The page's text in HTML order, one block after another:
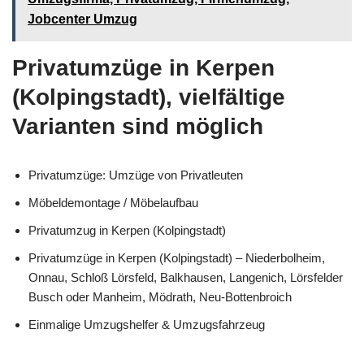
Jobcenter Umzug
Privatumzüge in Kerpen
(Kolpingstadt), vielfältige
Varianten sind möglich
Privatumzüge: Umzüge von Privatleuten
Möbeldemontage / Möbelaufbau
Privatumzug in Kerpen (Kolpingstadt)
Privatumzüge in Kerpen (Kolpingstadt) – Niederbolheim,
Onnau, Schloß Lörsfeld, Balkhausen, Langenich, Lörsfelder
Busch oder Manheim, Mödrath, Neu-Bottenbroich
Einmalige Umzugshelfer & Umzugsfahrzeug